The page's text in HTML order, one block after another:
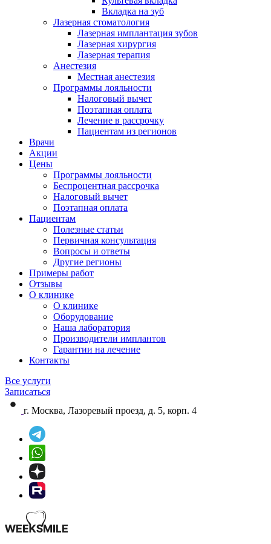
Вкладка на зуб
Лазерная стоматология
Лазерная имплантация зубов
Лазерная хирургия
Лазерная терапия
Анестезия
Местная анестезия
Программы лояльности
Налоговый вычет
Поэтапная оплата
Лечение в рассрочку
Пациентам из регионов
Врачи
Акции
Цены
Программы лояльности
Беспроцентная рассрочка
Налоговый вычет
Поэтапная оплата
Пациентам
Полезные статьи
Первичная консультация
Вопросы и ответы
Другие регионы
Примеры работ
Отзывы
О клинике
О клинике
Оборудование
Наша лаборатория
Производители имплантов
Гарантии на лечение
Контакты
Все услуги
Записаться
г. Москва, Лазоревый проезд, д. 5, корп. 4